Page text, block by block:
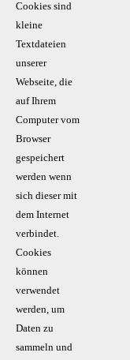
Cookies sind
kleine
Textdateien
unserer
Webseite, die
auf Ihrem
Computer vom
Browser
gespeichert
werden wenn
sich dieser mit
dem Internet
verbindet.
Cookies
können
verwendet
werden, um
Daten zu
sammeln und